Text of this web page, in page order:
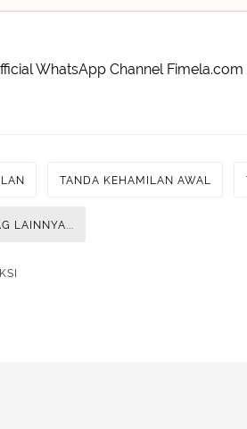
WhatsApp Channel
TANDA KEHAMILAN AWAL
LAINNYA...